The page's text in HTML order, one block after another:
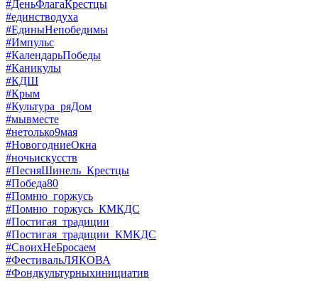
#ДеньФлагаКрестцы
#единстводуха
#ЕдиныНепобедимы
#Импульс
#КалендарьПобеды
#Каникулы
#КДШ
#Крым
#Культура_ряДом
#мывместе
#нетолько9мая
#НовогодниеОкна
#ночьискусств
#ПесняШинель_Крестцы
#Победа80
#Помню_горжусь
#Помню_горжусь_КМКДС
#Постигая_традиции
#Постигая_традиции_КМКДС
#СвоихНеБросаем
#ФестивальЛЯКОВА
#Фондкультурныхинициатив